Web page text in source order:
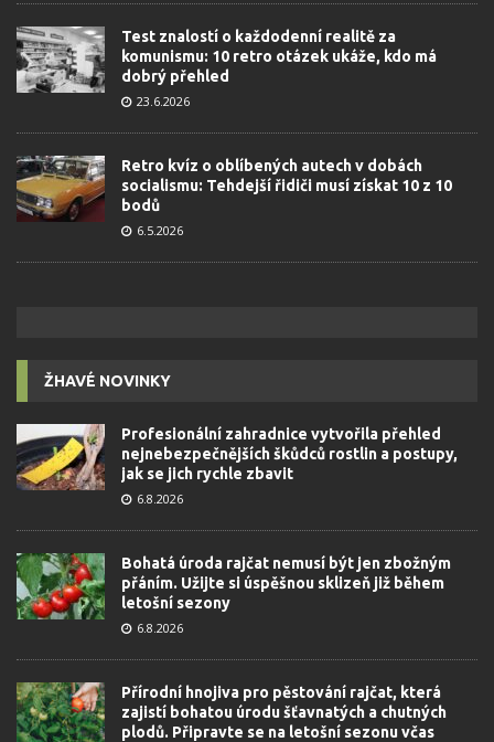
Test znalostí o každodenní realitě za
komunismu: 10 retro otázek ukáže, kdo má
dobrý přehled
23.6.2026
Retro kvíz o oblíbených autech v dobách
socialismu: Tehdejší řidiči musí získat 10 z 10
bodů
6.5.2026
ŽHAVÉ NOVINKY
Profesionální zahradnice vytvořila přehled
nejnebezpečnějších škůdců rostlin a postupy,
jak se jich rychle zbavit
6.8.2026
Bohatá úroda rajčat nemusí být jen zbožným
přáním. Užijte si úspěšnou sklizeň již během
letošní sezony
6.8.2026
Přírodní hnojiva pro pěstování rajčat, která
zajistí bohatou úrodu šťavnatých a chutných
plodů. Připravte se na letošní sezonu včas